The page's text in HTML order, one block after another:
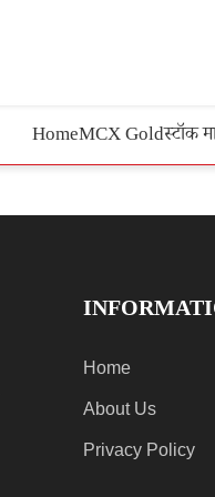
HomeMCX Goldस्टॉक
Home
About Us
Privacy Policy